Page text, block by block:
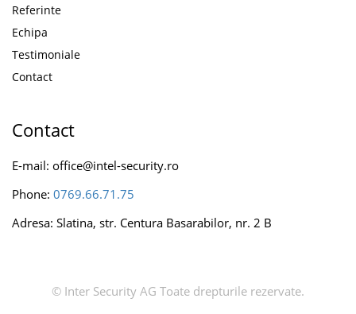
Referinte
Echipa
Testimoniale
Contact
Contact
E-mail: office@intel-security.ro
Phone: 0769.66.71.75
Adresa: Slatina, str. Centura Basarabilor, nr. 2 B
© Inter Security AG Toate drepturile rezervate.